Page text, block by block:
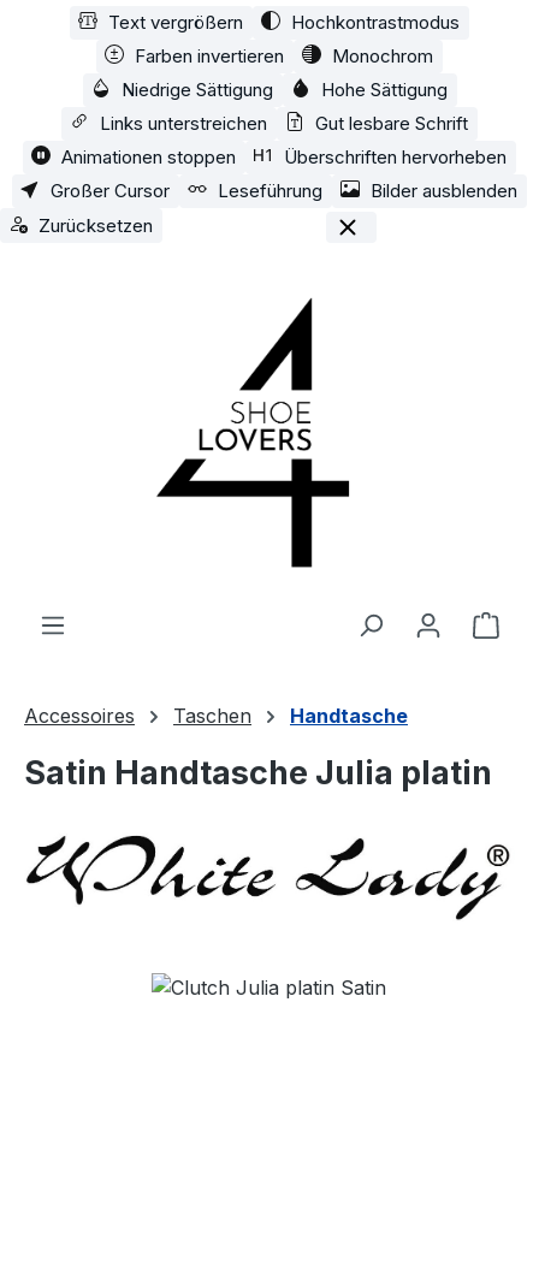
Zum Hauptinhalt springen
Text vergrößern
Hochkontrastmodus
Farben invertieren
Monochrom
Niedrige Sättigung
Hohe Sättigung
Links unterstreichen
Gut lesbare Schrift
Animationen stoppen
Überschriften hervorheben
Großer Cursor
Leseführung
Bilder ausblenden
Zurücksetzen
Accessoires Taschen Handtasche
Satin Handtasche Julia platin
Bildergalerie überspringen